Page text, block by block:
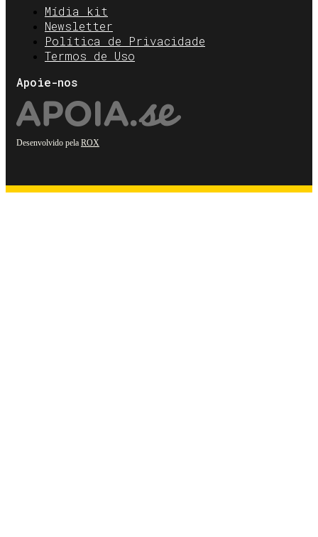
Mídia kit
Newsletter
Política de Privacidade
Termos de Uso
Apoie-nos
Desenvolvido pela ROX